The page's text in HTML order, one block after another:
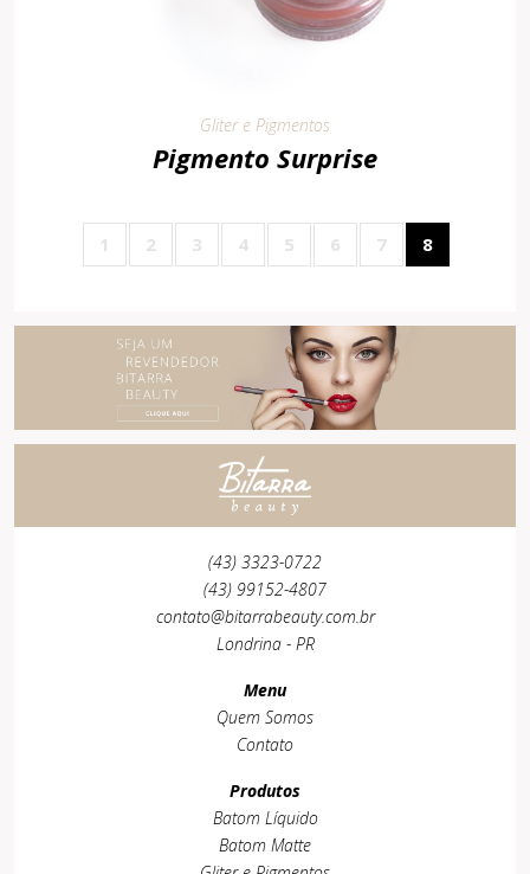
Gliter e Pigmentos
Pigmento Surprise
1 2 3 4 5 6 7 8
(43) 3323-0722
(43) 99152-4807
contato@bitarrabeauty.com.br
Londrina - PR
Menu
Quem Somos
Contato
Produtos
Batom Líquido
Batom Matte